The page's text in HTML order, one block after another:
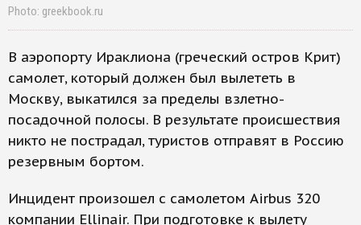
Photo: greekbook.ru
В аэропорту Ираклиона (греческий остров Крит)
самолет, который должен был вылететь в
Москву, выкатился за пределы взлетно-
посадочной полосы. В результате происшествия
никто не пострадал, туристов отправят в Россию
резервным бортом.
Инцидент произошел с самолетом Airbus 320
компании Ellinair. При подготовке к вылету